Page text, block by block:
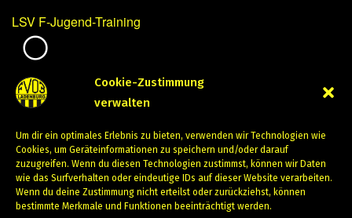
Cookie-Zustimmung
verwalten
Um dir ein optimales Erlebnis zu bieten, verwenden wir Technologien wie
Cookies, um Geräteinformationen zu speichern und/oder darauf
zuzugreifen. Wenn du diesen Technologien zustimmst, können wir Daten
wie das Surfverhalten oder eindeutige IDs auf dieser Website verarbeiten.
Wenn du deine Zustimmung nicht erteilst oder zurückziehst, können
bestimmte Merkmale und Funktionen beeinträchtigt werden.
LSV F-Jugend-Training
Februar 13, 2024
PREVIOUS